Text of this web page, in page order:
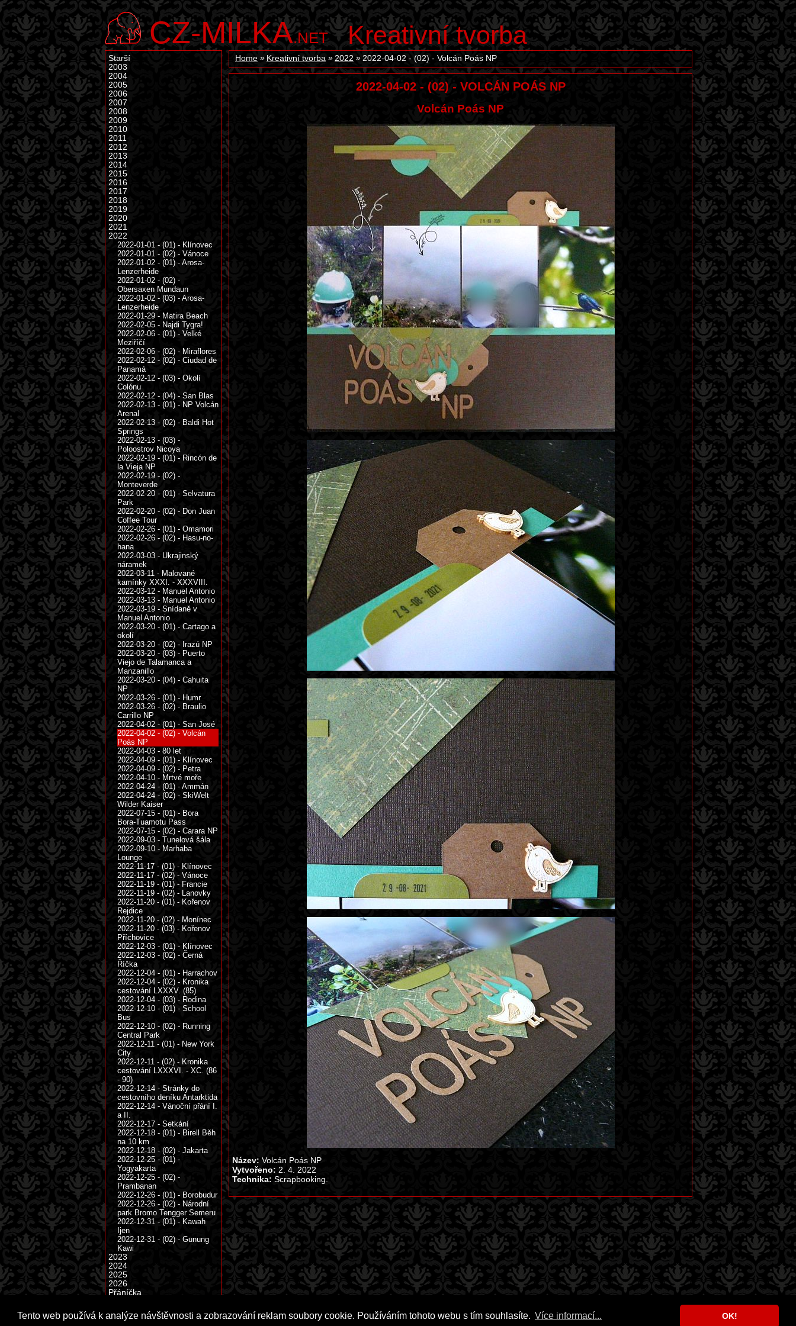
Tento web používá k analýze návštěvnosti a zobrazování reklam soubory cookie. Používáním tohoto webu s tím souhlasíte. Více informací... OK!
CZ-MILKA.NET Kreativní tvorba
Home Kreativní tvorba 2022 2022-04-02 - (02) - Volcán Poás NP
2022-04-02 - (02) - VOLCÁN POÁS NP
Volcán Poás NP
Název: Volcán Poás NP
Vytvořeno: 2. 4. 2022
Technika: Scrapbooking.
Starší
2003
2004
2005
2006
2007
2008
2009
2010
2011
2012
2013
2014
2015
2016
2017
2018
2019
2020
2021
2022
2022-01-01 - (01) - Klínovec
2022-01-01 - (02) - Vánoce
2022-01-02 - (01) - Arosa-
Lenzerheide
2022-01-02 - (02) -
Obersaxen Mundaun
2022-01-02 - (03) - Arosa-
Lenzerheide
2022-01-29 - Matira Beach
2022-02-05 - Najdi Tygra!
2022-02-06 - (01) - Velké
Meziříčí
2022-02-06 - (02) - Miraflores
2022-02-12 - (02) - Ciudad de
Panamá
2022-02-12 - (03) - Okolí
Colónu
2022-02-12 - (04) - San Blas
2022-02-13 - (01) - NP Volcán
Arenal
2022-02-13 - (02) - Baldi Hot
Springs
2022-02-13 - (03) -
Poloostrov Nicoya
2022-02-19 - (01) - Rincón de
la Vieja NP
2022-02-19 - (02) -
Monteverde
2022-02-20 - (01) - Selvatura
Park
2022-02-20 - (02) - Don Juan
Coffee Tour
2022-02-26 - (01) - Omamori
2022-02-26 - (02) - Hasu-no-
hana
2022-03-03 - Ukrajinský
náramek
2022-03-11 - Malované
kamínky XXXI. - XXXVIII.
2022-03-12 - Manuel Antonio
2022-03-13 - Manuel Antonio
2022-03-19 - Snídaně v
Manuel Antonio
2022-03-20 - (01) - Cartago a
okolí
2022-03-20 - (02) - Irazú NP
2022-03-20 - (03) - Puerto
Viejo de Talamanca a
Manzanillo
2022-03-20 - (04) - Cahuita
NP
2022-03-26 - (01) - Humr
2022-03-26 - (02) - Braulio
Carrillo NP
2022-04-02 - (01) - San José
2022-04-02 - (02) - Volcán
Poás NP
2022-04-03 - 80 let
2022-04-09 - (01) - Klínovec
2022-04-09 - (02) - Petra
2022-04-10 - Mrtvé moře
2022-04-24 - (01) - Ammán
2022-04-24 - (02) - SkiWelt
Wilder Kaiser
2022-07-15 - (01) - Bora
Bora-Tuamotu Pass
2022-07-15 - (02) - Carara NP
2022-09-03 - Tunelová šála
2022-09-10 - Marhaba
Lounge
2022-11-17 - (01) - Klínovec
2022-11-17 - (02) - Vánoce
2022-11-19 - (01) - Francie
2022-11-19 - (02) - Lanovky
2022-11-20 - (01) - Kořenov
Rejdice
2022-11-20 - (02) - Monínec
2022-11-20 - (03) - Kořenov
Příchovice
2022-12-03 - (01) - Klínovec
2022-12-03 - (02) - Černá
Říčka
2022-12-04 - (01) - Harrachov
2022-12-04 - (02) - Kronika
cestování LXXXV. (85)
2022-12-04 - (03) - Rodina
2022-12-10 - (01) - School
Bus
2022-12-10 - (02) - Running
Central Park
2022-12-11 - (01) - New York
City
2022-12-11 - (02) - Kronika
cestování LXXXVI. - XC. (86
- 90)
2022-12-14 - Stránky do
cestovního deníku Antarktida
2022-12-14 - Vánoční přání I.
a II.
2022-12-17 - Setkání
2022-12-18 - (01) - Birell Běh
na 10 km
2022-12-18 - (02) - Jakarta
2022-12-25 - (01) -
Yogyakarta
2022-12-25 - (02) -
Prambanan
2022-12-26 - (01) - Borobudur
2022-12-26 - (02) - Národní
park Bromo Tengger Semeru
2022-12-31 - (01) - Kawah
Ijen
2022-12-31 - (02) - Gunung
Kawi
2023
2024
2025
2026
Přáníčka
Copyright © 1999 - 2026 Milka